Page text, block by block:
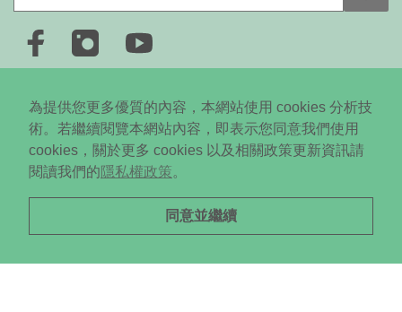
為提供您更多優質的內容，本網站使用 cookies 分析技
術。若繼續閱覽本網站內容，即表示您同意我們使用
cookies，關於更多 cookies 以及相關政策更新資訊請
閱讀我們的隱私權政策。
同意並繼續
台北市大安區忠孝東路四段310號5樓
Copyright © 2024 Daodi New Media All RightsReserved. ©
未經授權．不得轉載